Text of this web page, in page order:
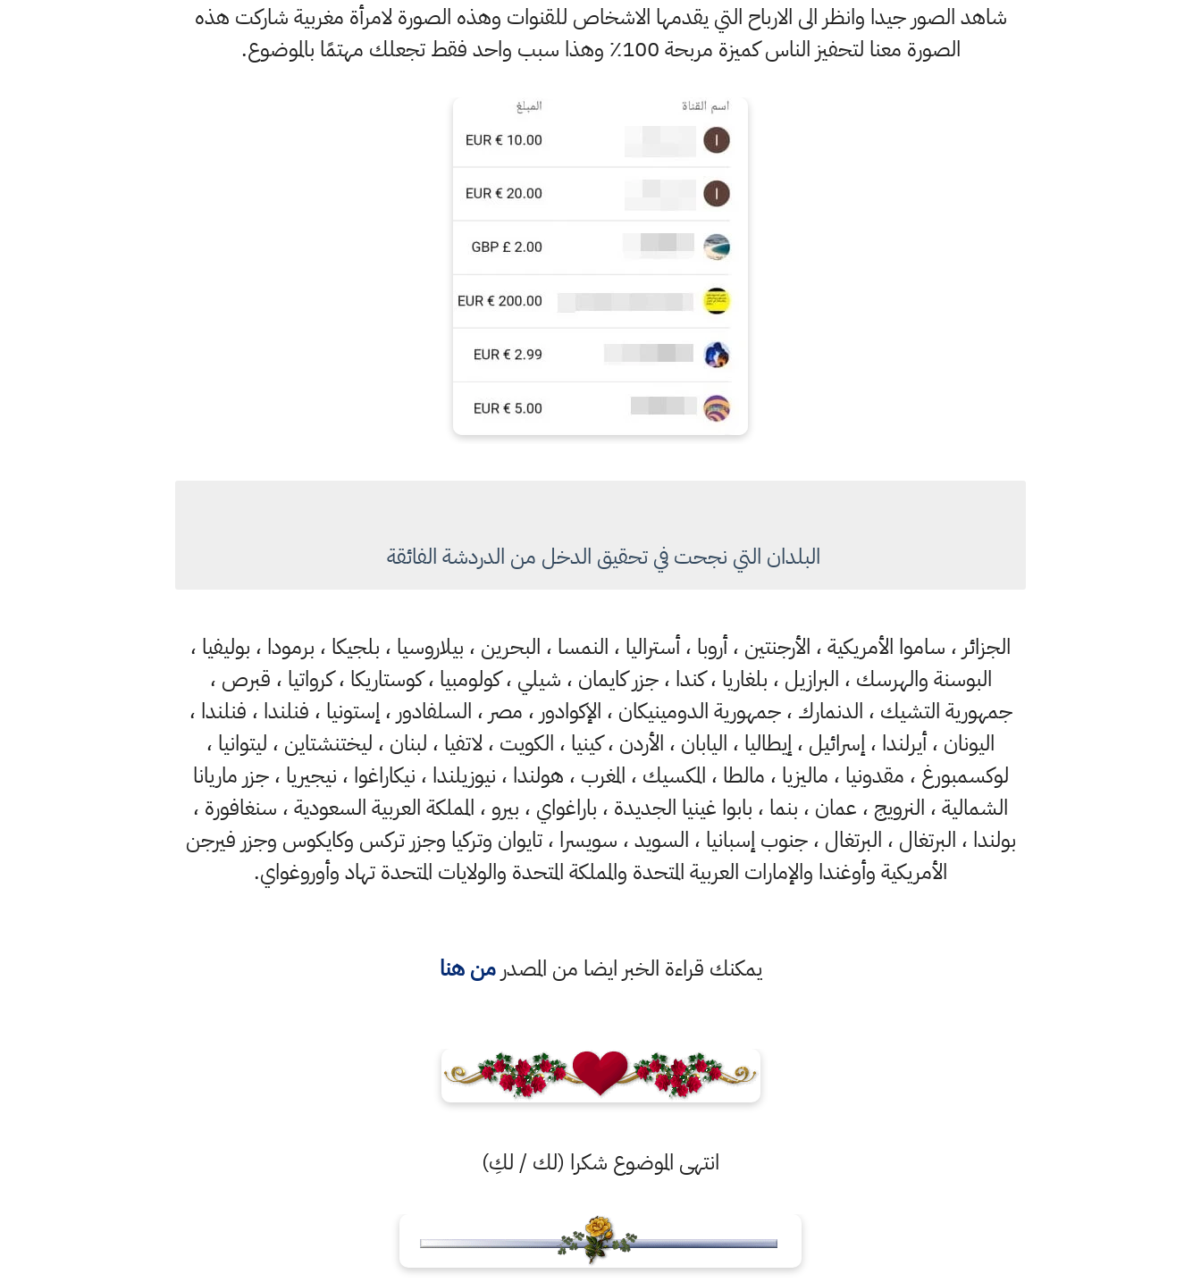
شاهد الصور جيدا وانظر الى الارباح التي يقدمها الاشخاص للقنوات وهذه الصورة لامرأة مغربية شاركت هذه
الصورة معنا لتحفيز الناس كميزة مربحة 100٪ وهذا سبب واحد فقط تجعلك مهتمًا بالموضوع.
البلدان التي نجحت في تحقيق الدخل من الدردشة الفائقة
الجزائر ، ساموا الأمريكية ، الأرجنتين ، أروبا ، أستراليا ، النمسا ، البحرين ، بيلاروسيا ، بلجيكا ، برمودا ، بوليفيا ،
البوسنة والهرسك ، البرازيل ، بلغاريا ، كندا ، جزر كايمان ، شيلي ، كولومبيا ، كوستاريكا ، كرواتيا ، قبرص ،
جمهورية التشيك ، الدنمارك ، جمهورية الدومينيكان ، الإكوادور ، مصر ، السلفادور ، إستونيا ، فنلندا ، فنلندا ،
اليونان ، أيرلندا ، إسرائيل ، إيطاليا ، اليابان ، الأردن ، كينيا ، الكويت ، لاتفيا ، لبنان ، ليختنشتاين ، ليتوانيا ،
لوكسمبورغ ، مقدونيا ، ماليزيا ، مالطا ، المكسيك ، المغرب ، هولندا ، نيوزيلندا ، نيكاراغوا ، نيجيريا ، جزر ماريانا
الشمالية ، النرويج ، عمان ، بنما ، بابوا غينيا الجديدة ، باراغواي ، بيرو ، المملكة العربية السعودية ، سنغافورة ،
بولندا ، البرتغال ، البرتغال ، جنوب إسبانيا ، السويد ، سويسرا ، تايوان وتركيا وجزر تركس وكايكوس وجزر فيرجن
الأمريكية وأوغندا والإمارات العربية المتحدة والمملكة المتحدة والولايات المتحدة تهاد وأوروغواي.
يمكنك قراءة الخبر ايضا من المصدرمن هنا
انتهى الموضوع شكرا (لك / لكِ)